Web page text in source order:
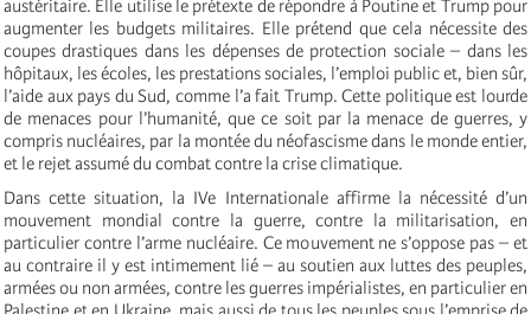
austéritaire. Elle utilise le prétexte de répondre à Poutine et Trump pour
augmenter les budgets militaires. Elle prétend que cela nécessite des
coupes drastiques dans les dépenses de protection sociale – dans les
hôpitaux, les écoles, les prestations sociales, l’emploi public et, bien sûr,
l’aide aux pays du Sud, comme l’a fait Trump. Cette politique est lourde
de menaces pour l’humanité, que ce soit par la menace de guerres, y
compris nucléaires, par la montée du néofascisme dans le monde entier,
et le rejet assumé du combat contre la crise climatique.
Dans cette situation, la IVe Internationale affirme la nécessité d’un
mouvement mondial contre la guerre, contre la militarisation, en
particulier contre l’arme nucléaire. Ce mouvement ne s’oppose pas – et
au contraire il y est intimement lié – au soutien aux luttes des peuples,
armées ou non armées, contre les guerres impérialistes, en particulier en